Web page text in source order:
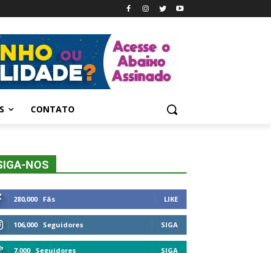
CONTATO
NOS
280,000 Fãs LIKE
106,000 Seguidores SIGA
7,000 Seguidores SIGA